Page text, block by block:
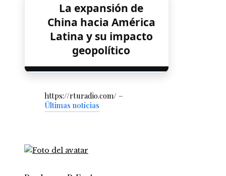
La expansión de
China hacia América
Latina y su impacto
geopolítico
https://rturadio.com/ –
Últimas notícias